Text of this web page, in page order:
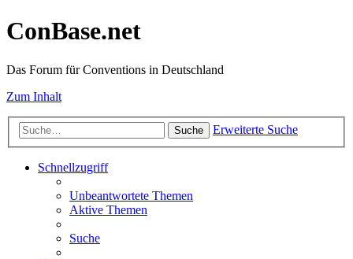
ConBase.net
Das Forum für Conventions in Deutschland
Zum Inhalt
Suche Erweiterte Suche
Schnellzugriff
Unbeantwortete Themen
Aktive Themen
Suche